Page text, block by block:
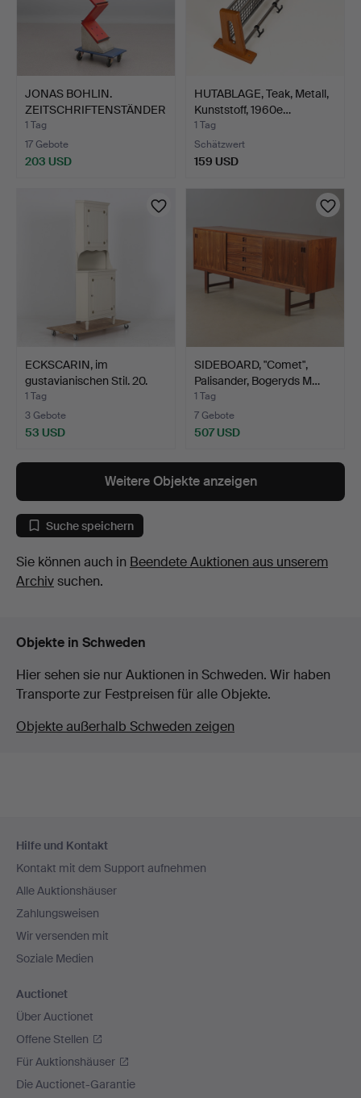
JONAS BOHLIN.
ZEITSCHRIFTENSTÄNDER
. Gebeiz…
1 Tag
17 Gebote
203 USD
HUTABLAGE, Teak, Metall,
Kunststoff, 1960e…
1 Tag
Schätzwert
159 USD
ECKSCARIN, im
gustavianischen Stil. 20.
Ja…
1 Tag
3 Gebote
53 USD
SIDEBOARD, "Comet",
Palisander, Bogeryds M…
1 Tag
7 Gebote
507 USD
Weitere Objekte anzeigen
Suche speichern
Sie können auch in Beendete Auktionen aus unserem
Archivsuchen.
Objekte in Schweden
Hier sehen sie nur Auktionen in Schweden. Wir haben
Transporte zur Festpreisen für alle Objekte.
Objekte außerhalb Schweden zeigen
Navigation
Hilfe und Kontakt
Kontakt mit dem Support aufnehmen
Alle Auktionshäuser
Zahlungsweisen
Wir versenden mit
Soziale Medien
Auctionet
Über Auctionet
Offene Stellen
Für Auktionshäuser
Die Auctionet-Garantie